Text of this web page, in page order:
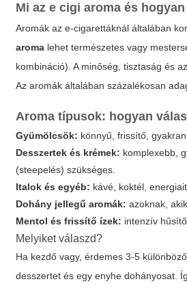
Mi aze cigi aroma és
Aromák az e-cigarettáknál általában
aroma lehet természetes vagy
kombináció). A minőség, tisztaság és
Az aromák általában százalékosan
Aroma típusok: hogyan
Gyümölcsök: könnyű, frissítő,
Desszertek és krémek: komplexebb,
(steepelés) szükséges.
Italok és egyéb: kávé, koktél,
Dohány jellegű aromák: azoknak,
Mentol és frissítő ízek: intenzív
Melyiket válaszd?
Ha kezdő vagy, érdemes 3-5
desszertet és egy enyhe dohányosat.